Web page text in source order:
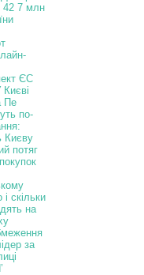
42 7 млн
ЄС
Києві
Пе
по-
Києву
потяг
скільки
на
за